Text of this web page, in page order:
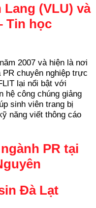
(VLU) và
Tin học
2007 và hiện là nơi
chuyên nghiệp trực
lại nổi bật với
hệ công chúng giảng
sinh viên trang bị
năng viết thông cáo
PR tại
Đà Lạt